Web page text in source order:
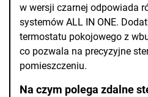
w wersji czarnej odpowiada
systemów ALL IN ONE.
termostatu pokojowego z
co pozwala na precyzyjne
pomieszczeniu.
Na czym polega zdalne